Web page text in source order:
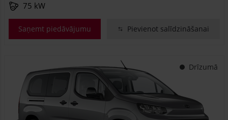
75 kW
Saņemt piedāvājumu Pievienot salīdzināšanai
Drīzumā